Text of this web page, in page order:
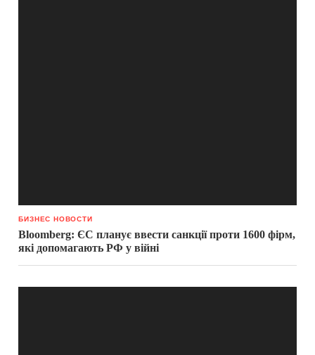
БИЗНЕС НОВОСТИ
Bloomberg: ЄС планує ввести санкції проти 1600 фірм,
які допомагають РФ у війні